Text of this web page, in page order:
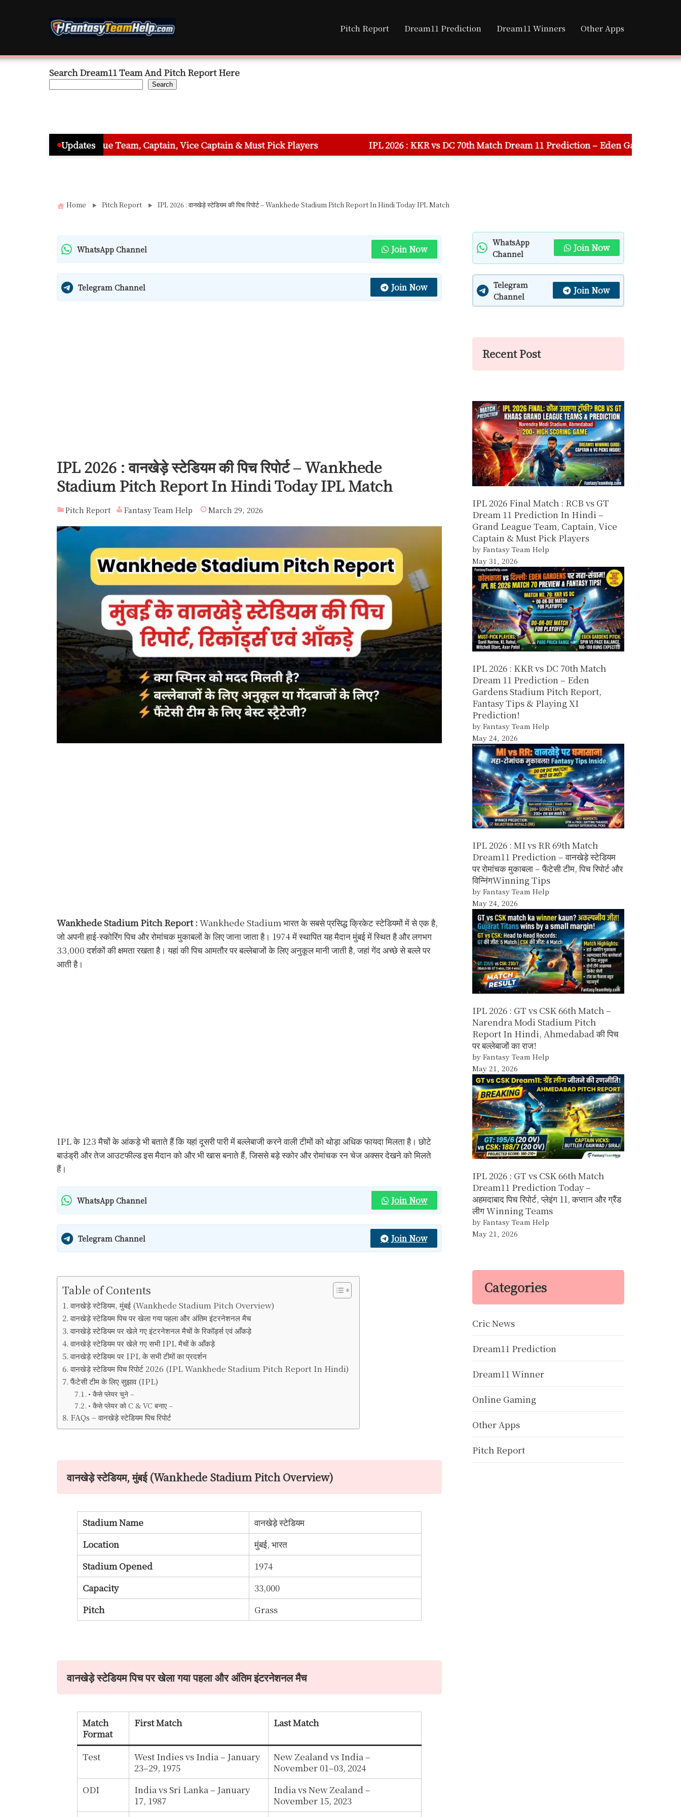
Pitch Report Dream11 Prediction Dream11 Winners Other Apps
Search Dream11 Team And Pitch Report Here
Search
Updates
Team, Captain, Vice Captain & Must Pick Players IPL 2026 : KKR vs DC 70th Match Dream 11 Prediction – Eden Gardens Stadium Pitch
Home Pitch Report IPL 2026 : वानखेड़े स्टेडियम की पिच रिपोर्ट – Wankhede Stadium Pitch Report In Hindi Today IPL Match
WhatsApp Channel Join Now
Telegram Channel Join Now
IPL 2026 : वानखेड़े स्टेडियम की पिच रिपोर्ट – Wankhede
Stadium Pitch Report In Hindi Today IPL Match
Pitch Report Fantasy Team Help March 29, 2026
Wankhede Stadium Pitch Report :Wankhede Stadium भारत के सबसे प्रसिद्ध क्रिकेट स्टेडियमों में से एक है,
जो अपनी हाई-स्कोरिंग पिच और रोमांचक मुकाबलों के लिए जाना जाता है। 1974 में स्थापित यह मैदान मुंबई में स्थित है और लगभग
33,000 दर्शकों की क्षमता रखता है। यहां की पिच आमतौर पर बल्लेबाजों के लिए अनुकूल मानी जाती है, जहां गेंद अच्छे से बल्ले पर
आती है।
IPL के 123 मैचों के आंकड़े भी बताते हैं कि यहां दूसरी पारी में बल्लेबाजी करने वाली टीमों को थोड़ा अधिक फायदा मिलता है। छोटे
बाउंड्री और तेज आउटफील्ड इस मैदान को और भी खास बनाते हैं, जिससे बड़े स्कोर और रोमांचक रन चेज अक्सर देखने को मिलते
हैं।
WhatsApp Channel Join Now
Telegram Channel Join Now
Table of Contents
वानखेड़े स्टेडियम, मुंबई (Wankhede Stadium Pitch Overview)
वानखेड़े स्टेडियम पिच पर खेला गया पहला और अंतिम इंटरनेशनल मैच
वानखेड़े स्टेडियम पर खेले गए इंटरनेशनल मैचों के रिकॉर्ड्स एवं आँकड़े
वानखेड़े स्टेडियम पर खेले गए सभी IPL मैचों के आँकड़े
वानखेड़े स्टेडियम पर IPL के सभी टीमों का प्रदर्शन
वानखेड़े स्टेडियम पिच रिपोर्ट 2026 (IPL Wankhede Stadium Pitch Report In Hindi)
फैंटेसी टीम के लिए सुझाव (IPL)
• कैसे प्लेयर चुने –
• कैसे प्लेयर को C & VC बनाए –
FAQs – वानखेड़े स्टेडियम पिच रिपोर्ट
वानखेड़े स्टेडियम, मुंबई (Wankhede Stadium Pitch Overview)
Stadium Name
वानखेड़े स्टेडियम
Location
मुंबई, भारत
Stadium Opened
1974
Capacity
33,000
Pitch
Grass
वानखेड़े स्टेडियम पिच पर खेला गया पहला और अंतिम इंटरनेशनल मैच
Match
Format
First Match Last Match
Test
West Indies vs India – January
23–29, 1975
New Zealand vs India –
November 01–03, 2024
ODI
India vs Sri Lanka – January
17, 1987
India vs New Zealand –
November 15, 2023
WhatsApp
Channel
Join Now
Telegram
Channel
Join Now
Recent Post
IPL 2026 Final Match : RCB vs GT
Dream 11 Prediction In Hindi –
Grand League Team, Captain, Vice
Captain & Must Pick Players
by Fantasy Team Help
May 31, 2026
IPL 2026 : KKR vs DC 70th Match
Dream 11 Prediction – Eden
Gardens Stadium Pitch Report,
Fantasy Tips & Playing XI
Prediction!
by Fantasy Team Help
May 24, 2026
IPL 2026 : MI vs RR 69th Match
Dream11 Prediction – वानखेड़े स्टेडियम
पर रोमांचक मुकाबला – फैंटेसी टीम, पिच रिपोर्ट और
विन्निंगWinning Tips
by Fantasy Team Help
May 24, 2026
IPL 2026 : GT vs CSK 66th Match –
Narendra Modi Stadium Pitch
Report In Hindi, Ahmedabad की पिच
पर बल्लेबाजों का राज!
by Fantasy Team Help
May 21, 2026
IPL 2026 : GT vs CSK 66th Match
Dream11 Prediction Today –
अहमदाबाद पिच रिपोर्ट, प्लेइंग 11, कप्तान और ग्रैंड
लीग Winning Teams
by Fantasy Team Help
May 21, 2026
Categories
Cric News
Dream11 Prediction
Dream11 Winner
Online Gaming
Other Apps
Pitch Report